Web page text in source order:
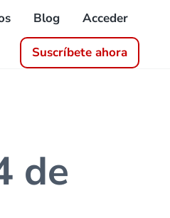
Blog Acceder
Suscríbete ahora
de